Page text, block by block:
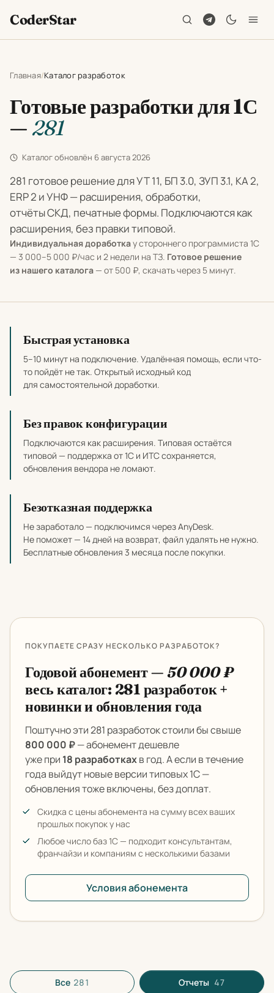
CoderStar
Главная Каталог разработок
Готовые разработки для 1С
— 281
Каталог обновлён 6 августа 2026
281 готовое решение для УТ 11, БП 3.0, ЗУП 3.1, КА 2,
ERP 2 и УНФ — расширения, обработки,
отчёты СКД, печатные формы. Подключаются как
расширения, без правки типовой.
Индивидуальная доработкау стороннего программиста 1С
— 3 000–5 000 ₽/час и 2 недели на ТЗ. Готовое решение
из нашего каталога — от 500 ₽, скачать через 5 минут.
Почему выбирать наши разработки
Быстрая установка
5–10 минут на подключение. Удалённая помощь, если что-
то пойдёт не так. Открытый исходный код
для самостоятельной доработки.
Без правок конфигурации
Подключаются как расширения. Типовая остаётся
типовой — поддержка от 1С и ИТС сохраняется,
обновления вендора не ломают.
Безотказная поддержка
Не заработало — подключимся через AnyDesk.
Не поможет — 14 дней на возврат, файл удалять не нужно.
Бесплатные обновления 3 месяца после покупки.
ПОКУПАЕТЕ СРАЗУ НЕСКОЛЬКО РАЗРАБОТОК?
Годовой абонемент — 50 000 ₽
весь каталог: 281 разработок +
новинки и обновления года
Поштучно эти 281 разработок стоили бы свыше
800 000 ₽— абонемент дешевле
уже при 18 разработкахв год. А если в течение
года выйдут новые версии типовых 1С —
обновления тоже включены, без доплат.
Скидка с цены абонемента на сумму всех ваших
прошлых покупок у нас
Любое число баз 1С — подходит консультантам,
франчайзи и компаниям с несколькими базами
Условия абонемента
Все разработки в каталоге
Все 281 Отчеты 47